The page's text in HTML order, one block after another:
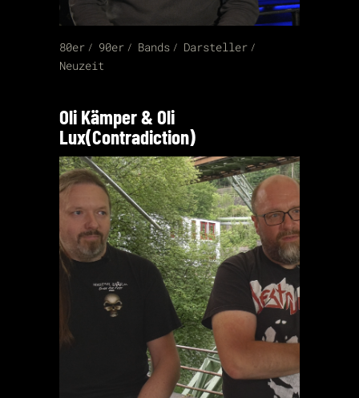
80er 90er Bands
Darsteller
Neuzeit
Oli Kämper & Oli
Lux(Contradiction)